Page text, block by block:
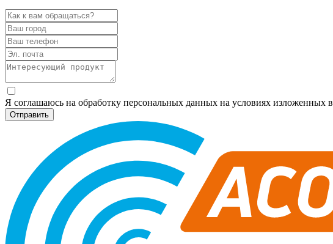
Я соглашаюсь на обработку персональных данных на условиях изложенных в